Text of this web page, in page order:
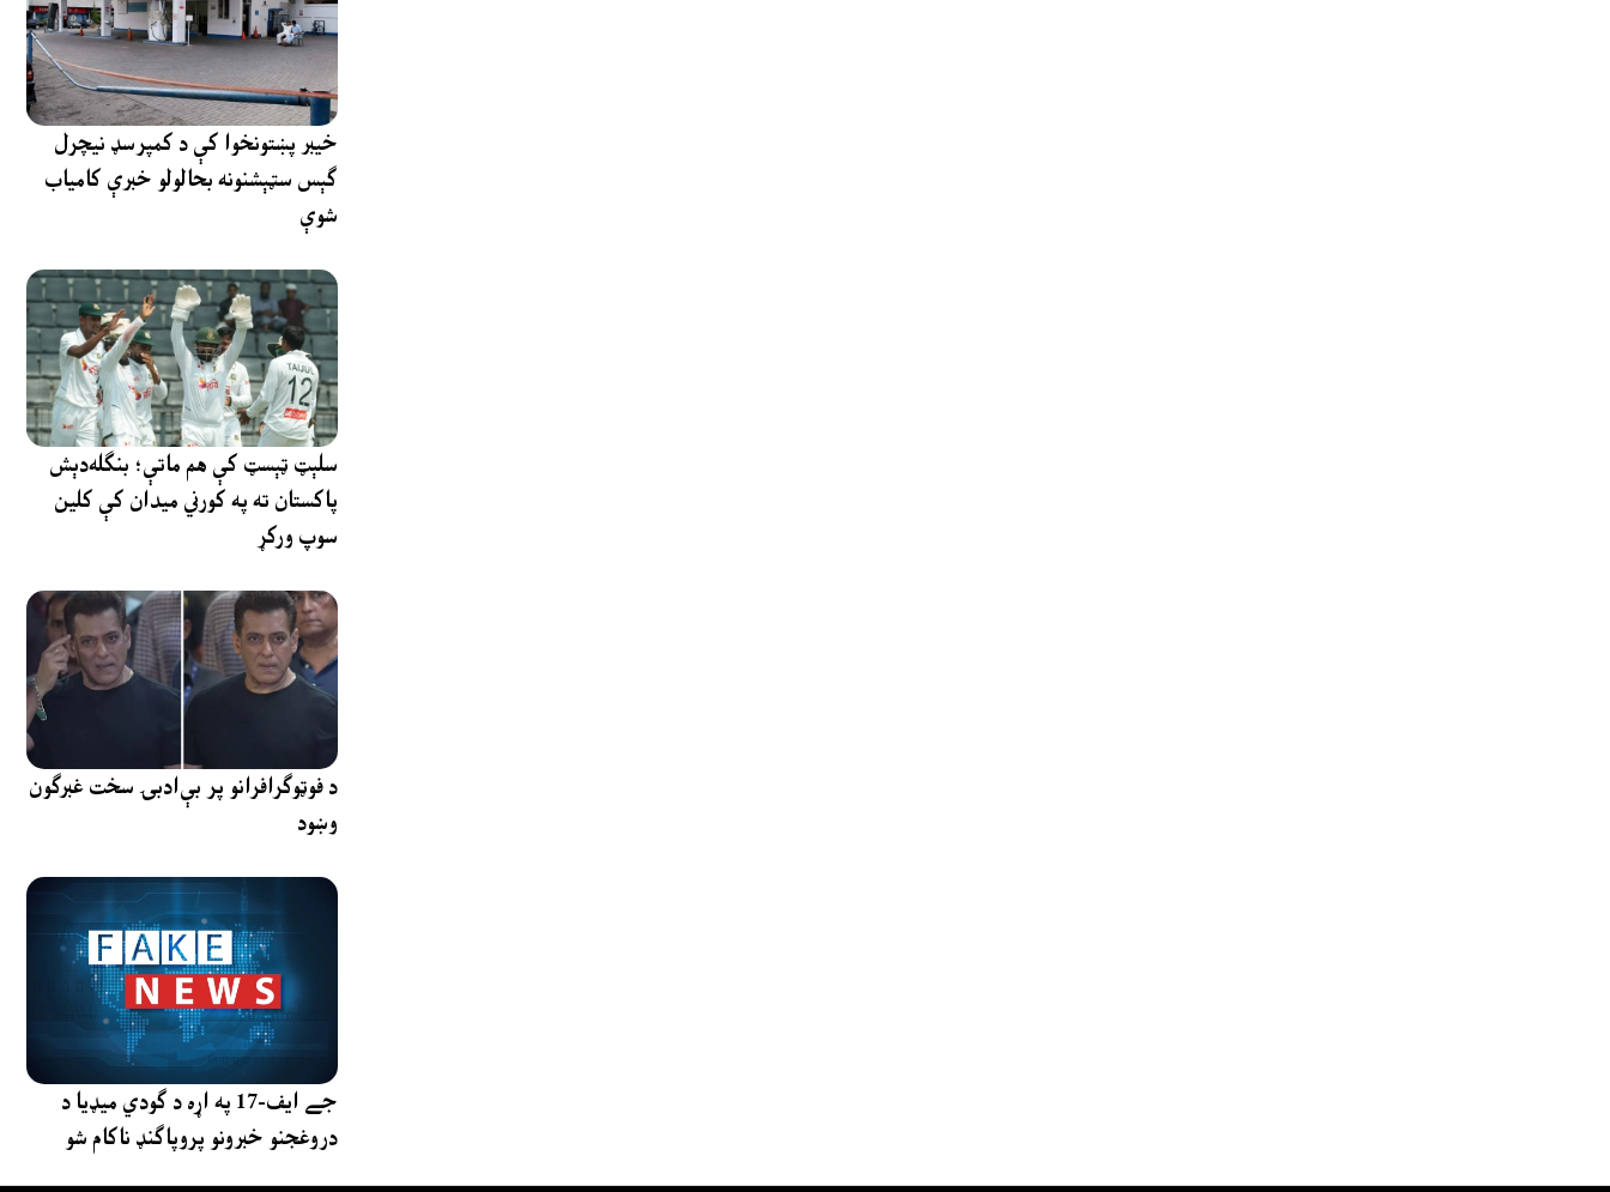
خیبر پښتونخوا کې د کمپرسډ نیچرل
ګېس سټېشنونه بحالولو خبرې کامیاب
شوې
سلېټ ټېسټ کې هم ماتې؛ بنګله‌دېش
پاکستان ته په کورني میدان کې کلین
سوپ ورکړ
د فوټوګرافرانو پر بې‌ادبۍ سخت غبرګون
وښود
جے ایف-17 په اړه د ګودي میډیا د
دروغجنو خبرونو پروپاګنډ ناکام شو